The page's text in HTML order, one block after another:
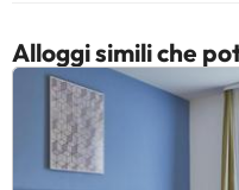
Alloggi simili che